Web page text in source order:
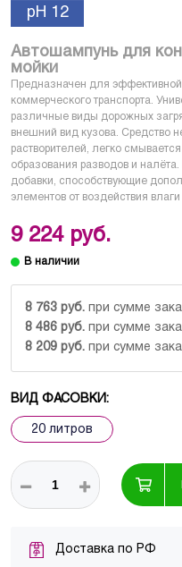
pH 12
Автошампунь для
мойки
Предназначен для эффективной
коммерческого транспорта.
различные виды дорожных
внешний вид кузова. Средство
растворителей, легко
образования разводов и
добавки, способствующие
элементов от воздействия
9 224 руб.
8 763 руб. при сумме
8 486 руб. при сумме
8 209 руб. при сумме
ВИД ФАСОВКИ:
20 литров
Доставка по РФ